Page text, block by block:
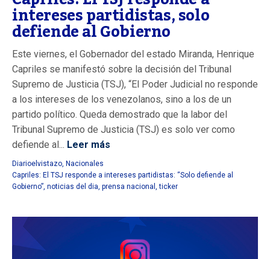
intereses partidistas, solo
defiende al Gobierno
Este viernes, el Gobernador del estado Miranda, Henrique
Capriles se manifestó sobre la decisión del Tribunal
Supremo de Justicia (TSJ), “El Poder Judicial no responde
a los intereses de los venezolanos, sino a los de un
partido político. Queda demostrado que la labor del
Tribunal Supremo de Justicia (TSJ) es solo ver como
defiende al... Leer más
Diarioelvistazo Nacionales
Capriles: El TSJ responde a intereses partidistas: “Solo defiende al
Gobierno” noticias del dia prensa nacional ,ticker